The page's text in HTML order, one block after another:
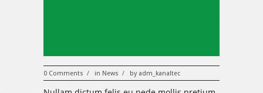
0 Comments / in News / by adm_kanaltec